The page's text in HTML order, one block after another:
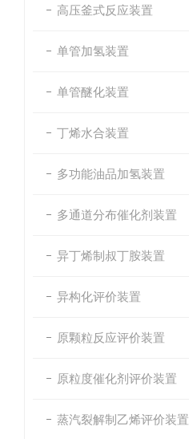
高压釜式反应装置
单管加氢装置
单管醚化装置
丁烯水合装置
多功能油品加氢装置
多通道分布催化剂装置
异丁烯制叔丁胺装置
异构化评价装置
原颗粒反应评价装置
原粒度催化剂评价装置
蒸汽裂解制乙烯评价装置